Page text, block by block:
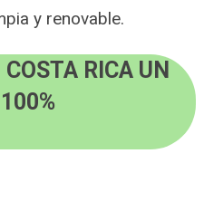
y renovable.
RICA UN